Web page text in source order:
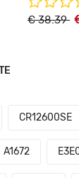
€ 38.39
CR12600SE
A1672